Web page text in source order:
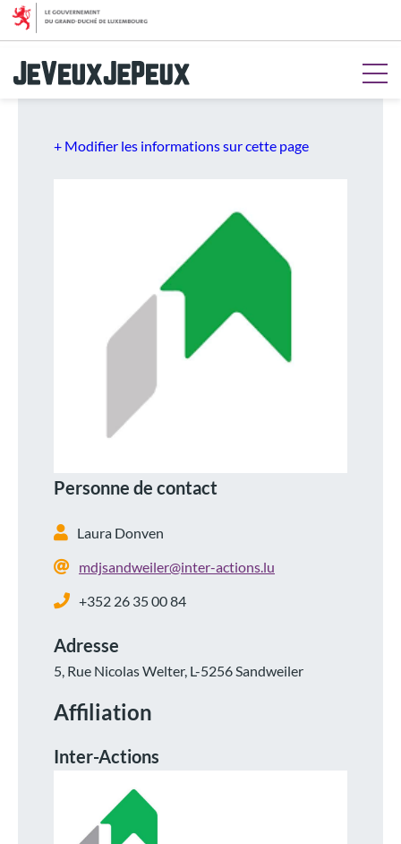
Aller au menu
Aller à la recherche
+ Modifier les informations sur cette page
Personne de contact
Laura Donven
mdjsandweiler@inter-actions.lu
+352 26 35 00 84
Adresse
5, Rue Nicolas Welter, L-5256 Sandweiler
Affiliation
Inter-Actions